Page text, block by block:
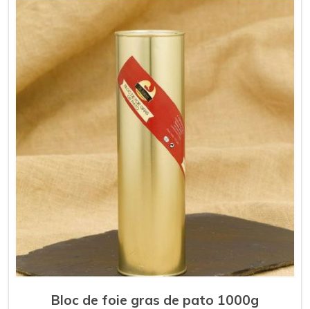
Bloc de foie gras de pato 1000g